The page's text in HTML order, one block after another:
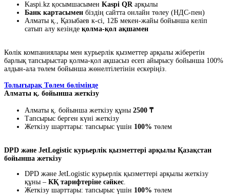
Kaspi.kz қосымшасымен Kaspi QRарқылы
Банк картасымен біздің сайтта онлайн төлеу (НДС-пен)
Алматы қ., Қазыбаев к-сі, 12Б мекен-жайы бойынша келіп
сатып алу кезінде қолма-қол ақшамен
Көлік компаниялары мен курьерлік қызметтер арқылы жіберетін
барлық тапсырыстар қолма-қол ақшасыз есеп айырысу бойынша 100%
алдын-ала төлем бойынша жөнелтілетінін ескеріңіз.
Толығырақ Төлем бөлімінде
Алматы қ. бойынша жеткізу
Алматы қ. бойынша жеткізу құны 2500 ₸
Тапсырыс берген күні жеткізу
Жеткізу шарттары: тапсырыс үшін 100% төлем
DPD және JetLogistic курьерлік қызметтері арқылы Қазақстан
бойынша жеткізу
DPD және JetLogistic курьерлік қызметтері арқылы жеткізу
құны – КҚ тарифтеріне сәйкес.
Жеткізу шарттары: тапсырыс үшін 100% төлем